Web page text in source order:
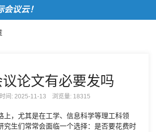
议云！
议论文有必要发吗
时间: 2025-11-13 浏览量: 18315
上，尤其是在工学、信息科学等理工科领
究生们常常会面临一个选择：是否要花费时